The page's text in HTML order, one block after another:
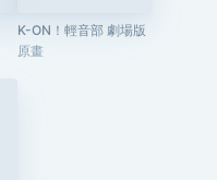
K-ON！輕音部 劇場版
原畫